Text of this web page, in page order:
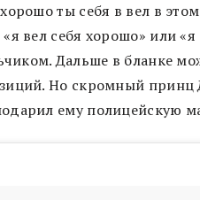
хорошо ты себя в вел в
«я вел себя хорошо» или
Дальше в бланке
Но скромный принц
ему полицейскую